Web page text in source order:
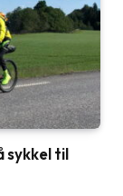
sykkel til